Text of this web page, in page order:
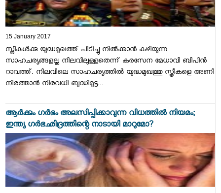
15 January 2017
സ്ത്രീകള്‍ക്കു യുദ്ധമുഖത്ത് പിടിച്ചു നില്‍ക്കാന്‍ കഴിയുന്ന
സാഹചര്യങ്ങളല്ല നിലവിലുള്ളതെന്ന് കരസേന മേധാവി ബിപിന്‍
റാവത്ത്. നിലവിലെ സാഹചര്യത്തില്‍ യുദ്ധമുഖത്തു സ്ത്രീകളെ അണി
നിരത്താന്‍ നിരവധി ബുദ്ധിമുട്ട...
ആര്‍ക്കും ഗര്‍ഭം അലസിപ്പിക്കാവുന്ന വിധത്തില്‍ നിയമം;
ഇന്ത്യ ഗര്‍ഭഛിദ്രത്തിന്റെ നാടായി മാറുമോ?